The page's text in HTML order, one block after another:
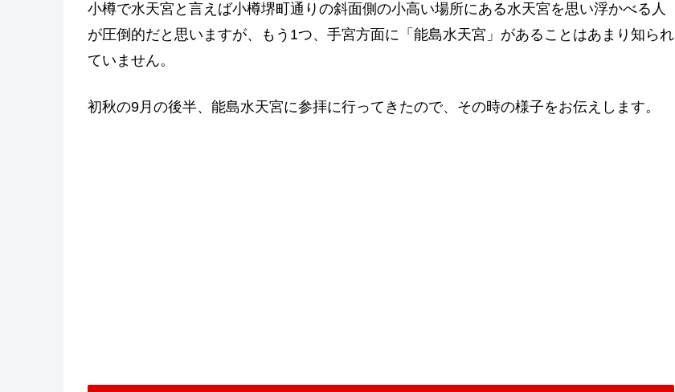
小樽で水天宮と言えば小樽堺町通りの斜面側の小高い場所にある水天宮を思い浮かべる人
が圧倒的だと思いますが、もう1つ、手宮方面に「能島水天宮」があることはあまり知られ
ていません。
初秋の9月の後半、能島水天宮に参拝に行ってきたので、その時の様子をお伝えします。